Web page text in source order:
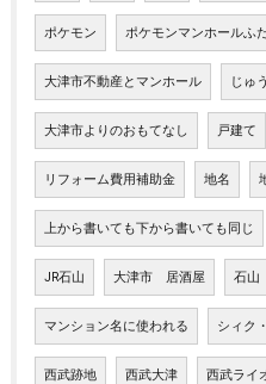
ポケモン ポケモンマンホールふ
大津市不動産とマンホール じゅ
大津市よりのおもてなし 戸建て
リフォーム費用補助金 地名
上から書いても下から書いても同じ
JR石山 大津市 居酒屋 石
マンション名に使われる シィク
西武跡地 西武大津 西武ライ